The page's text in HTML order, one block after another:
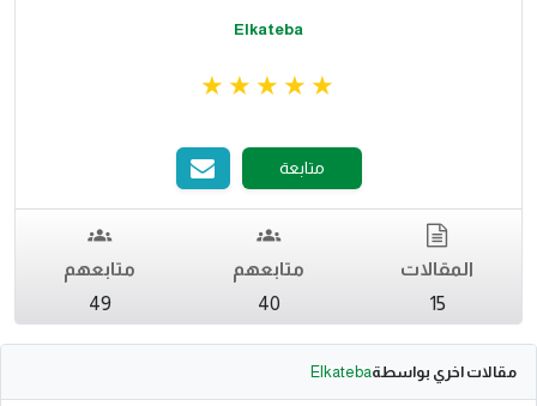
Elkateba
متابعة
المقالات
15
متابعهم
40
متابعهم
49
مقالات اخري بواسطةElkateba